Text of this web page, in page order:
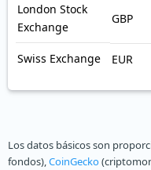
London Stock
Exchange
GBP
Swiss Exchange EUR
Los datos básicos son
fondos),CoinGecko